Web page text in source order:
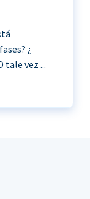
¿
tale vez ...